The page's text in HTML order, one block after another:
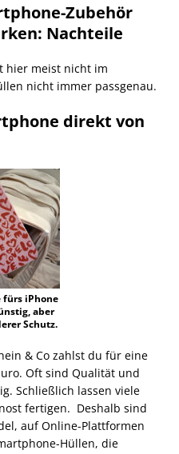
Zubehör
Nachteile
hier meist nicht im
nicht immer passgenau.
direkt von
fürs iPhone
aber
Schutz.
& Co zahlst du für eine
Oft sind Qualität und
Schließlich lassen viele
fertigen. Deshalb sind
auf Online-Plattformen
Hüllen, die